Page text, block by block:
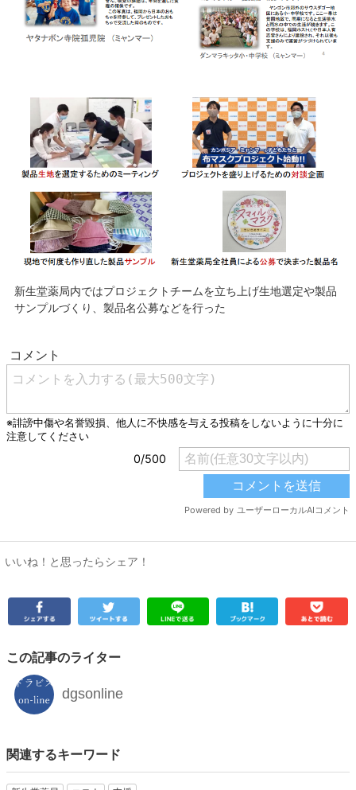
新生堂薬局内ではプロジェクトチームを立ち上げ生地選定や製品
サンプルづくり、製品名公募などを行った
いいね！と思ったらシェア！
この記事のライター
dgsonline
関連するキーワード